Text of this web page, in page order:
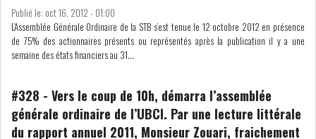
ANALYSE QUOTIDIENNE
ZOOM ENTREPRISE
Publié le: oct 16, 2012 - 01:00
L’Assemblée Générale Ordinaire de la STB s’est tenue le 12 octobre 2012 en présence
de 75% des actionnaires présents ou représentés après la publication il y a une
semaine des états financiers au 31...
#328 - Vers le coup de 10h, démarra l’assemblée
générale ordinaire de l’UBCI. Par une lecture littérale
du rapport annuel 2011, Monsieur Zouari, fraichement